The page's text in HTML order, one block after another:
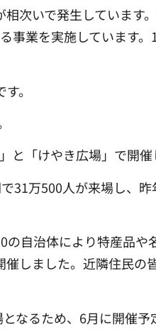
次いで発生しています
業を実施しています
。
「けやき広場」で開催
31万500人が来場し、
自治体により特産品
しました。近隣住民の
なるため、6月に開催